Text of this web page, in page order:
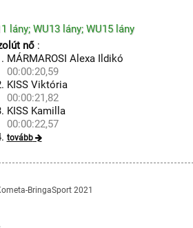
lány; WU13 lány; WU15 lány
nő:
MÁRMAROSI Alexa Ildikó
00:00:20,59
KISS Viktória
00:00:21,82
KISS Kamilla
00:00:22,57
tovább
BringaSport 2021